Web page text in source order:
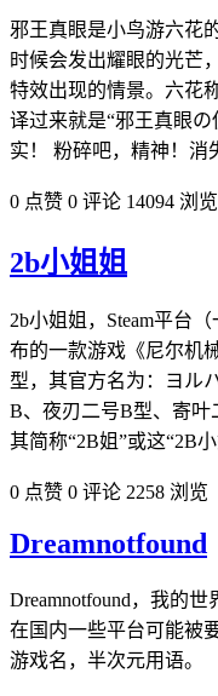
邪王真眼是小鸟游六花
时候会发出耀眼的光芒
特效出现的情景。六花
译过来就是“邪王真眼
实！ 粉碎吧，精神！消
0 点赞 0 评论 14094 浏览
2b小姐姐
2b小姐姐，Steam平台
布的一款游戏《尼尔机
型，其官方名为：ヨル
B、夜刃二号B型、寄
其简称“2B姐”或这“2B小
0 点赞 0 评论 2258 浏览
Dreamnotfound
Dreamnotfound，我的世
在国内一些平台可能被
游戏名，半次元用语。